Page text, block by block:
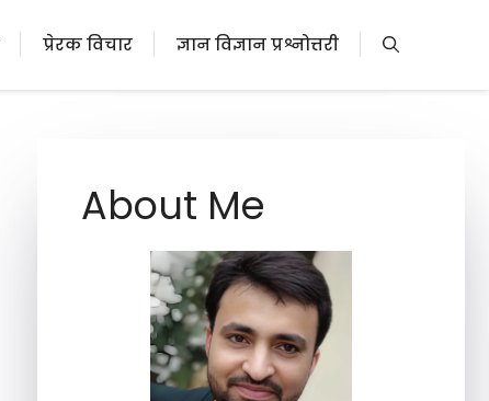
प्रेरक विचार ज्ञान विज्ञान प्रश्नोत्तरी
About Me